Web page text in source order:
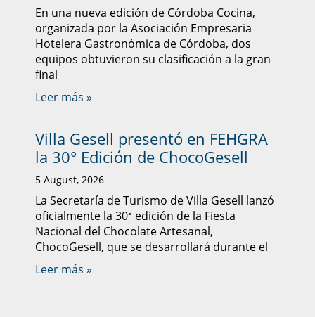
En una nueva edición de Córdoba Cocina,
organizada por la Asociación Empresaria
Hotelera Gastronómica de Córdoba, dos
equipos obtuvieron su clasificación a la gran
final
Leer más »
Villa Gesell presentó en FEHGRA
la 30° Edición de ChocoGesell
5 August, 2026
La Secretaría de Turismo de Villa Gesell lanzó
oficialmente la 30ª edición de la Fiesta
Nacional del Chocolate Artesanal,
ChocoGesell, que se desarrollará durante el
Leer más »